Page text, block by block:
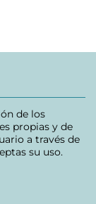
de los
propias y de
a través de
su uso.